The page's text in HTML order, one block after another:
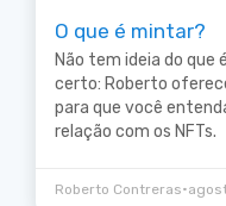
O que é mintar?
Não tem ideia do que
certo: Roberto
para que você
relação com os NFTs.
Roberto Contreras•